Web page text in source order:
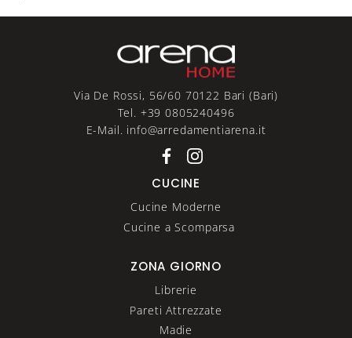
Via De Rossi, 56/60 70122 Bari (Bari)
Tel. +39 0805240496
E-Mail. info@arredamentiarena.it
CUCINE
Cucine Moderne
Cucine a Scomparsa
ZONA GIORNO
Librerie
Pareti Attrezzate
Madie